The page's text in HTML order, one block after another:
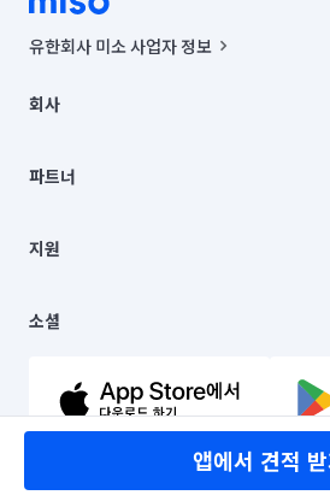
앱에서 견적
유한회사 미소 사업자 정보
00019 |
주소 | 본사: 서울특별시 종로구 율곡로 6(중
컨택센터 : 서울특별시 종로구 수송동 율곡로
상품, 상품정보, 거래에 관한 의무와 책임은 거
언론 보도 관련 문의:
© 유한회사 미소. Miso, Inc. All Rights
회사
채용
파트너
이사
지원
이용약관
문의하기
소셜
유튜브